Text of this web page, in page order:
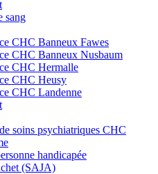
sang
CHC Banneux Fawes
CHC Banneux Nusbaum
CHC Hermalle
CHC Heusy
CHC Landenne
soins psychiatriques CHC
handicapée
(SAJA)